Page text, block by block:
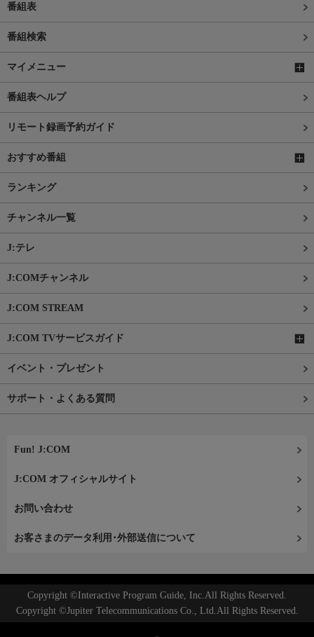
番組表
番組検索
マイメニュー
番組表ヘルプ
リモート録画予約ガイド
おすすめ番組
ランキング
チャンネル一覧
J:テレ
J:COMチャンネル
J:COM STREAM
J:COM TVサービスガイド
イベント・プレゼント
サポート・よくある質問
Fun! J:COM
J:COM オフィシャルサイト
お問い合わせ
お客さまのデータ利用･外部送信について
Copyright ©Interactive Program Guide, Inc.All Rights Reserved.
Copyright ©Jupiter Telecommunications Co., Ltd.All Rights Reserved.